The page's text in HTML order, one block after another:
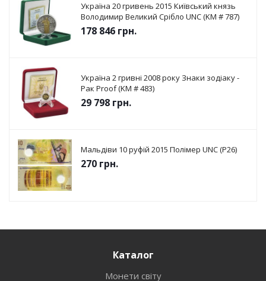
Україна 20 гривень 2015 Київський князь
Володимир Великий Срібло UNC (KM # 787)
178 846 грн.
Україна 2 гривні 2008 року Знаки зодіаку -
Рак Proof (KM # 483)
29 798 грн.
Мальдіви 10 руфій 2015 Полімер UNC (P26)
270 грн.
Каталог
Монети світу